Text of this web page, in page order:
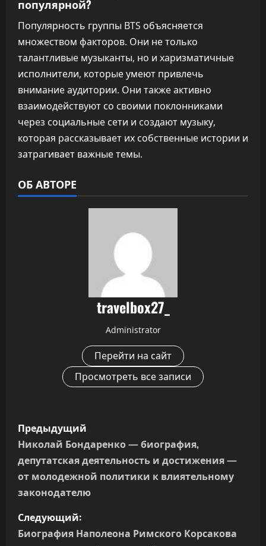
популярной?
Популярность группы BTS объясняется
множеством факторов. Они не только
талантливые музыканты, но и харизматичные
исполнители, которые умеют привлечь
внимание аудитории. Они также активно
взаимодействуют со своими поклонниками
через социальные сети и создают музыку,
которая рассказывает их собственные истории и
затрагивает важные темы.
ОБ АВТОРЕ
travelbox27_
Administrator
Перейти на сайт
Просмотреть все записи
Н
а
в
и
г
Предыдущий
Николай Бондаренко — биография,
депутатская деятельность и достижения —
от молодежной политики к влиятельному
законодателю
Следующий:
Биография Наполеона Римского Корсакова